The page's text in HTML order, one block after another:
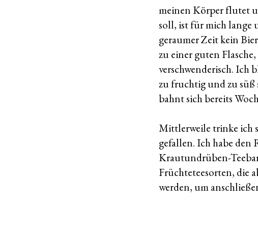
meinen Körper flutet
soll, ist für mich lange
geraumer Zeit kein
zu einer guten
verschwenderisch. Ich
zu fruchtig und zu süß
bahnt sich bereits
Mittlerweile trinke ich
gefallen. Ich habe den
Krautundrüben-
Früchteteesorten, die
werden, um